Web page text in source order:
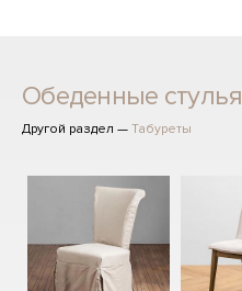
Обеденные стулья
Другой раздел — Табуреты